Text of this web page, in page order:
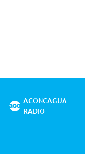
ACONCAGUA
RADIO